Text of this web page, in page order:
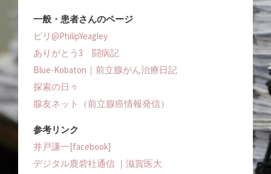
一般・患者さんのページ
ピリ@PhilipYeagley
ありがとう3 闘病記
Blue-Kobaton｜前立腺がん治療日記
探索の日々
腺友ネット（前立腺癌情報発信）
参考リンク
井戸謙一[facebook]
デジタル鹿砦社通信 ｜滋賀医大